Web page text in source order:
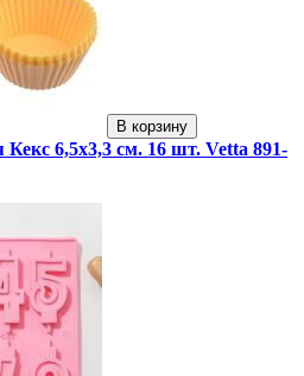
В корзину
6,5х3,3 см. 16 шт. Vetta 891-